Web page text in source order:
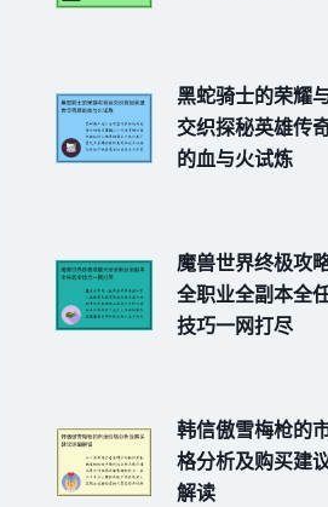
黑蛇骑士的荣耀
交织探秘英雄传
的血与火试炼
魔兽世界终极攻
全职业全副本全
技巧一网打尽
韩信傲雪梅枪的
格分析及购买建
解读